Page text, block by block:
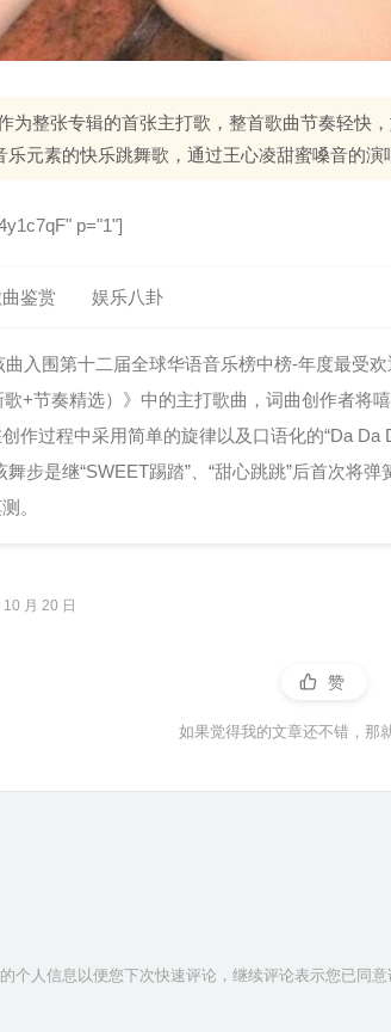
为整张专辑的首张主打歌，整首歌曲节奏轻快
乐元素的快乐跳舞歌，通过王心凌甜蜜嗓音的演
p="1"]
鉴赏 娱乐八卦
曲入围第十二届全球华语音乐榜中榜-年度最受
歌+节奏精选）》中的主打歌曲，词曲创作者将
作过程中采用简单的旋律以及口语化的“Da Da
舞步是继“SWEET踢踏”、“甜心跳跳”后首次将
。
月 20 日
赞
如果觉得我的文章还不错，那
个人信息以便您下次快速评论，继续评论表示您已同意